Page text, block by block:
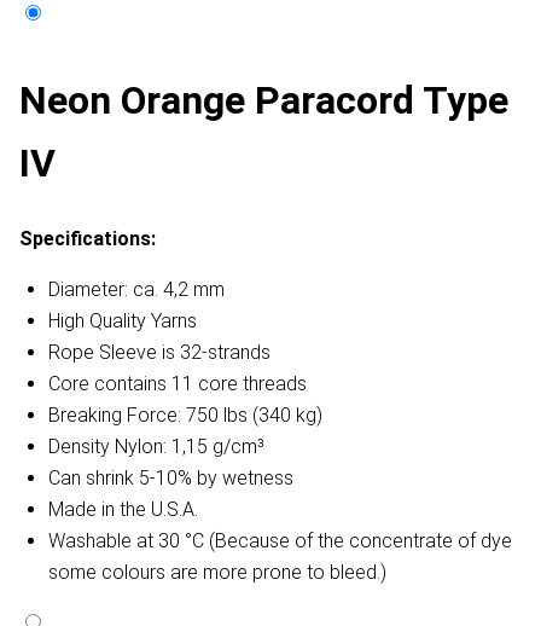
Neon Orange Paracord Type
IV
Specifications:
Diameter: ca. 4,2 mm
High Quality Yarns
Rope Sleeve is 32-strands
Core contains 11 core threads
Breaking Force: 750 lbs (340 kg)
Density Nylon: 1,15 g/cm³
Can shrink 5-10% by wetness
Made in the U.S.A.
Washable at 30 °C (Because of the concentrate of dye
some colours are more prone to bleed.)